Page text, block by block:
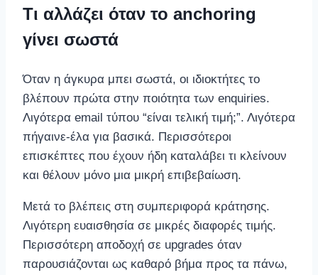
Τι αλλάζει όταν το anchoring
γίνει σωστά
Όταν η άγκυρα μπει σωστά, οι ιδιοκτήτες το
βλέπουν πρώτα στην ποιότητα των enquiries.
Λιγότερα email τύπου “είναι τελική τιμή;”. Λιγότερα
πήγαινε-έλα για βασικά. Περισσότεροι
επισκέπτες που έχουν ήδη καταλάβει τι κλείνουν
και θέλουν μόνο μια μικρή επιβεβαίωση.
Μετά το βλέπεις στη συμπεριφορά κράτησης.
Λιγότερη ευαισθησία σε μικρές διαφορές τιμής.
Περισσότερη αποδοχή σε upgrades όταν
παρουσιάζονται ως καθαρό βήμα προς τα πάνω,